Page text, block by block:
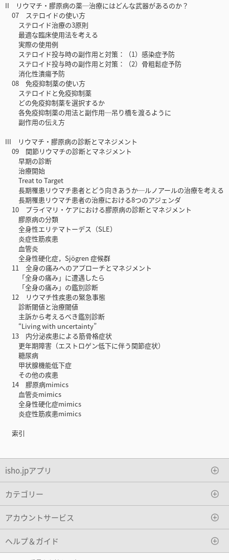
II リウマチ・膠原病の薬─治療にはどんな武器があるのか？
07 ステロイドの使い方
ステロイド治療の3原則
最適な臨床使用法を考える
実際の使用例
ステロイド投与時の副作用と対策：（1）感染症予防
ステロイド投与時の副作用と対策：（2）骨粗鬆症予防
消化性潰瘍予防
08 免疫抑制薬の使い方
ステロイドと免疫抑制薬
どの免疫抑制薬を選択するか
各免疫抑制薬の用法と副作用─吊り橋を渡るように
副作用の伝え方
III リウマチ・膠原病の診断とマネジメント
09 関節リウマチの診断とマネジメント
早期の診断
治療開始
Treat to Target
長期罹患リウマチ患者とどう向きあうか─ルノアールの治療を考える
長期罹患リウマチ患者の治療における8つのアジェンダ
10 プライマリ・ケアにおける膠原病の診断とマネジメント
膠原病の分類
全身性エリテマトーデス（SLE）
炎症性筋疾患
血管炎
全身性硬化症，Sjögren 症候群
11 全身の痛みへのアプローチとマネジメント
「全身の痛み」に遭遇したら
「全身の痛み」の鑑別診断
12 リウマチ性疾患の緊急事態
診断閾値と治療閾値
主訴から考えるべき鑑別診断
“Living with uncertainty”
13 内分泌疾患による筋骨格症状
更年期障害（エストロゲン低下に伴う関節症状）
糖尿病
甲状腺機能低下症
その他の疾患
14 膠原病mimics
血管炎mimics
全身性硬化症mimics
炎症性筋疾患mimics
索引
isho.jpアプリ
カテゴリー
アカウントサービス
ヘルプ＆ガイド